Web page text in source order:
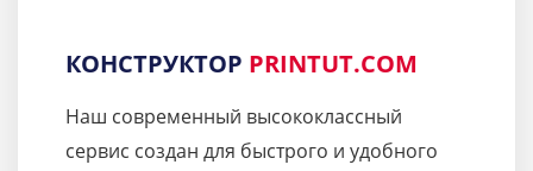
КОНСТРУКТОР PRINTUT.COM
Наш современный высококлассный
сервис создан для быстрого и удобного